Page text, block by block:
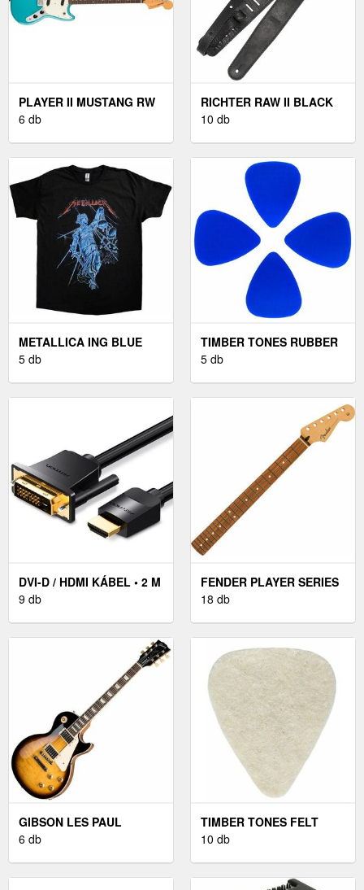
PLAYER II MUSTANG RW
AQUATONE BLUE
6 db
RICHTER RAW II BLACK
BŐR GITÁR HEVEDER
10 db
METALLICA ING BLUE
JUSTICE UNISEX BLACK
5 db
TIMBER TONES RUBBER
TONES BLUE SILICON 4-
5 db
DVI-D / HDMI KÁBEL • 2 M
9 db
FENDER PLAYER SERIES
22 GITÁR NYAK
18 db
GIBSON LES PAUL
STANDARD 50S
6 db
TIMBER TONES FELT
TONES NATURAL WOOL
10 db